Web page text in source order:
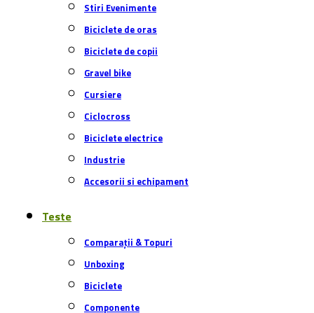
Stiri Evenimente
Biciclete de oras
Biciclete de copii
Gravel bike
Cursiere
Ciclocross
Biciclete electrice
Industrie
Accesorii si echipament
Teste
Comparații & Topuri
Unboxing
Biciclete
Componente